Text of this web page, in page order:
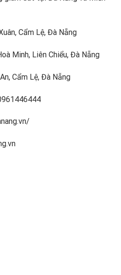
Cẩm Lệ, Đà Nẵng
Minh, Liên Chiểu, Đà Nẵng
Cẩm Lệ, Đà Nẵng